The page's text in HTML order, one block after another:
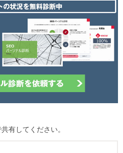
有してください。